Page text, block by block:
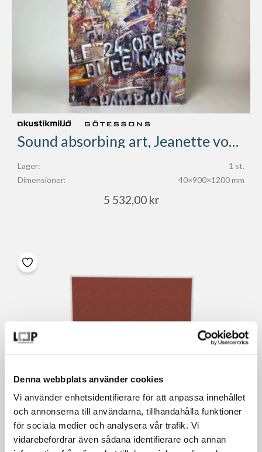
Denna webbplats använder cookies
Vi använder enhetsidentifierare för att anpassa innehållet
och annonserna till användarna, tillhandahålla funktioner
för sociala medier och analysera vår trafik. Vi
vidarebefordrar även sådana identifierare och annan
Sound absorbing art, Jeanette von Kustos
Lager:
1 st.
Dimensioner:
40×900×1200 mm
5 532,00 kr